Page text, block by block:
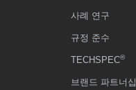
사례 연구
규정 준수
TECHSPEC®
브랜드 파트너십